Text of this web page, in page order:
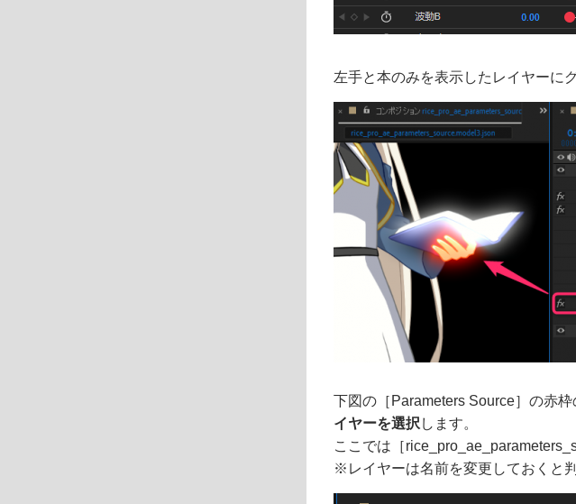
左手と本のみを表示したレイヤーに
下図の［Parameters Source］の赤
イヤーを選択 します。
ここでは［
※レイヤーは名前を変更しておくと